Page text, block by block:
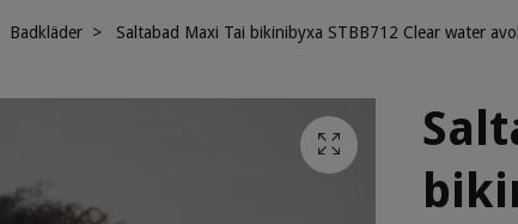
Badkläder Saltabad Maxi Tai bikinibyxa STBB712 Clear water